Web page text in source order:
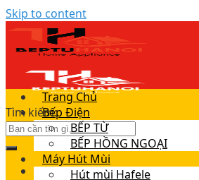
Skip to content
Tìm kiếm:
Trang Chủ
Bếp Điện
BẾP TỪ
BẾP HỒNG NGOẠI
Máy Hút Mùi
Hút mùi Hafele